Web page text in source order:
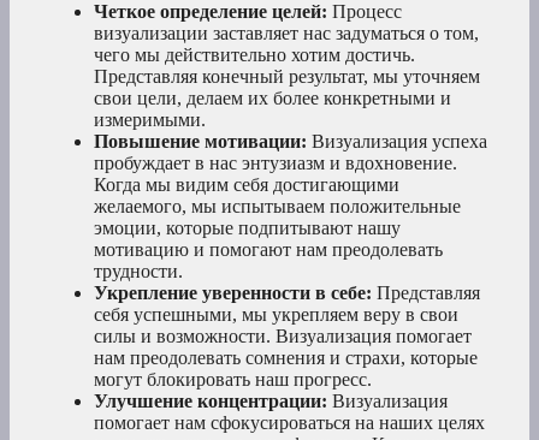
Четкое определение целей: Процесс
визуализации заставляет нас задуматься о том,
чего мы действительно хотим достичь.
Представляя конечный результат, мы уточняем
свои цели, делаем их более конкретными и
измеримыми.
Повышение мотивации: Визуализация успеха
пробуждает в нас энтузиазм и вдохновение.
Когда мы видим себя достигающими
желаемого, мы испытываем положительные
эмоции, которые подпитывают нашу
мотивацию и помогают нам преодолевать
трудности.
Укрепление уверенности в себе: Представляя
себя успешными, мы укрепляем веру в свои
силы и возможности. Визуализация помогает
нам преодолевать сомнения и страхи, которые
могут блокировать наш прогресс.
Улучшение концентрации: Визуализация
помогает нам сфокусироваться на наших целях